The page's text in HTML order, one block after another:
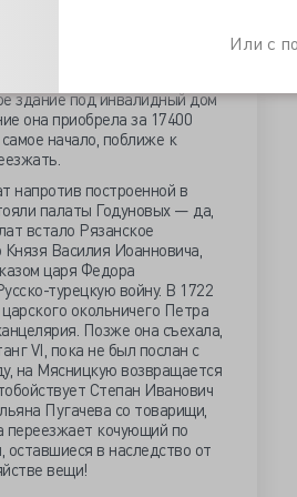
Или с
в Москве Тайною
отдать в ведомство Моск.
Александр».
в Первопрестольной
здание под инвалидный дом
она приобрела за 17400
начало, поближе к
напротив построенной в
палаты Годуновых — да,
встало Рязанское
Василия Иоанновича,
царя Федора
турецкую войну. В 1722
окольничего Петра
Позже она съехала,
VI, пока не был послан с
на Мясницкую возвращается
Степан Иванович
Пугачева со товарищи,
переезжает кочующий по
в наследство от
вещи!